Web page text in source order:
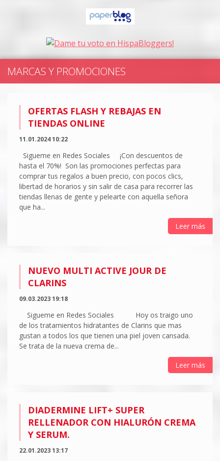
MARCAS Y PROMOCIONES
OFERTAS FLASH Y REBAJAS EN
TIENDAS ONLINE
11.01.2024 10:22
Sigueme en Redes Sociales ¡Con descuentos de
hasta el 70%! Son las promociones perfectas para
comprar tus regalos a buen precio, con pocos clics,
libertad de horarios y sin salir de casa para recorrer las
tiendas llenas de gente y pelearte con aquella señora
que ha...
Leer más
NUEVO MULTI ACTIVE JOUR DE
CLARINS
09.03.2023 19:18
Sigueme en Redes Sociales Hoy os traigo uno
de los tratamientos hidratantes de Clarins que mas
gustan a todos los que tienen una piel joven cansada.
Se trata de la nueva crema de...
Leer más
DIADERMINE LIFT+ SUPER
RELLENADOR CON HIALURÓN CREMA
Y SERUM.
22.01.2023 13:17